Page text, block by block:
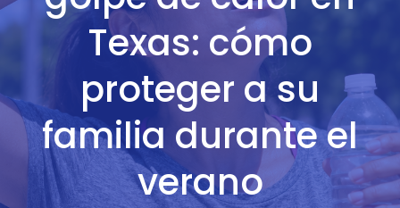
Texas: cómo
proteger a su
familia durante el
verano